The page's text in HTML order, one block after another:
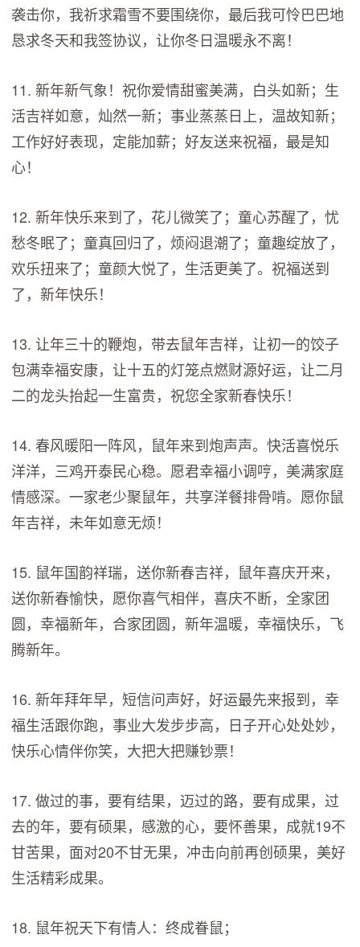
袭击你，我祈求霜雪不要围绕你，最后我可怜巴巴地
恳求冬天和我签协议，让你冬日温暖永不离！
11. 新年新气象！祝你爱情甜蜜美满，白头如新；生
活吉祥如意，灿然一新；事业蒸蒸日上，温故知新；
工作好好表现，定能加薪；好友送来祝福，最是知
心！
12. 新年快乐来到了，花儿微笑了；童心苏醒了，忧
愁冬眠了；童真回归了，烦闷退潮了；童趣绽放了，
欢乐扭来了；童颜大悦了，生活更美了。祝福送到
了，新年快乐！
13. 让年三十的鞭炮，带去鼠年吉祥，让初一的饺子
包满幸福安康，让十五的灯笼点燃财源好运，让二月
二的龙头抬起一生富贵，祝您全家新春快乐！
14. 春风暖阳一阵风，鼠年来到炮声声。快活喜悦乐
洋洋，三鸡开泰民心稳。愿君幸福小调哼，美满家庭
情感深。一家老少聚鼠年，共享洋餐排骨啃。愿你鼠
年吉祥，未年如意无烦！
15. 鼠年国韵祥瑞，送你新春吉祥，鼠年喜庆开来，
送你新春愉快，愿你喜气相伴，喜庆不断，全家团
圆，幸福新年，合家团圆，新年温暖，幸福快乐，飞
腾新年。
16. 新年拜年早，短信问声好，好运最先来报到，幸
福生活跟你跑，事业大发步步高，日子开心处处妙，
快乐心情伴你笑，大把大把赚钞票！
17. 做过的事，要有结果，迈过的路，要有成果，过
去的年，要有硕果，感激的心，要怀善果，成就19不
甘苦果，面对20不甘无果，冲击向前再创硕果，美好
生活精彩成果。
18. 鼠年祝天下有情人：终成眷鼠；